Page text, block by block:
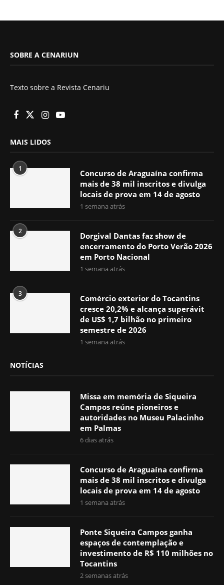
SOBRE A CENARIUN
Texto sobre a Revista Cenariu
MAIS LIDOS
1
Concurso de Araguaína confirma
mais de 38 mil inscritos e divulga
locais de prova em 14 de agosto
1 semana atrás
2
Dorgival Dantas faz show de
encerramento do Porto Verão 2026
em Porto Nacional
1 semana atrás
3
Comércio exterior do Tocantins
cresce 20,2% e alcança superávit
de US$ 1,7 bilhão no primeiro
semestre de 2026
1 semana atrás
NOTÍCIAS
Missa em memória de Siqueira
Campos reúne pioneiros e
autoridades no Museu Palacinho
em Palmas
6 dias atrás
Concurso de Araguaína confirma
mais de 38 mil inscritos e divulga
locais de prova em 14 de agosto
1 semana atrás
Ponte Siqueira Campos ganha
espaços de contemplação e
investimento de R$ 110 milhões no
Tocantins
2 semanas atrás